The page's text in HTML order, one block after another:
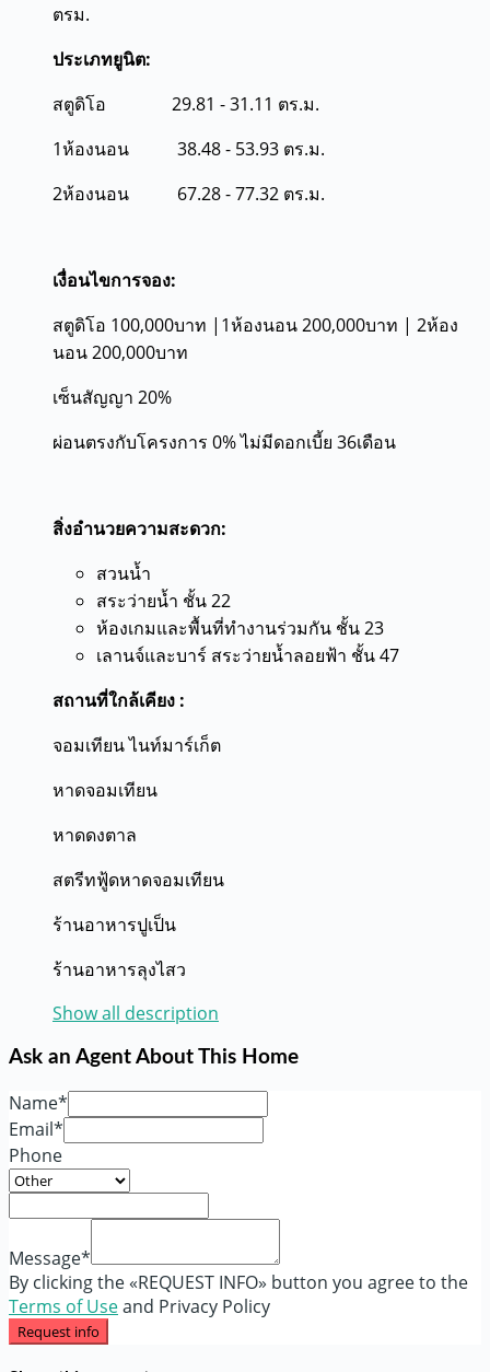
ตรม.
ประเภทยูนิต:
สตูดิโอ 29.81 - 31.11 ตร.ม.
1ห้องนอน 38.48 - 53.93 ตร.ม.
2ห้องนอน 67.28 - 77.32 ตร.ม.
เงื่อนไขการจอง:
สตูดิโอ 100,000บาท |1ห้องนอน 200,000บาท | 2ห้อง
นอน 200,000บาท
เซ็นสัญญา 20%
ผ่อนตรงกับโครงการ 0% ไม่มีดอกเบี้ย 36เดือน
สิ่งอำนวยความสะดวก:
สวนน้ำ
สระว่ายน้ำ ชั้น 22
ห้องเกมและพื้นที่ทำงานร่วมกัน ชั้น 23
เลานจ์และบาร์ สระว่ายน้ำลอยฟ้า ชั้น 47
สถานที่ใกล้เคียง :
จอมเทียน ไนท์มาร์เก็ต
หาดจอมเทียน
หาดดงตาล
สตรีทฟู้ดหาดจอมเทียน
ร้านอาหารปูเป็น
ร้านอาหารลุงไสว
Show all description
Ask an Agent About This Home
Name*
Email*
Phone
Message*
By clicking the «REQUEST INFO» button you agree to the
Terms of Useand Privacy Policy
Request info